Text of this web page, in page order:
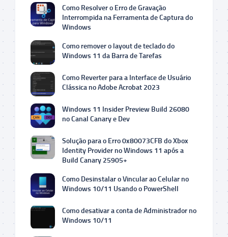
Como Resolver o Erro de Gravação
Interrompida na Ferramenta de Captura do
Windows
Como remover o layout de teclado do
Windows 11 da Barra de Tarefas
Como Reverter para a Interface de Usuário
Clássica no Adobe Acrobat 2023
Windows 11 Insider Preview Build 26080
no Canal Canary e Dev
Solução para o Erro 0x80073CFB do Xbox
Identity Provider no Windows 11 após a
Build Canary 25905+
Como Desinstalar o Vincular ao Celular no
Windows 10/11 Usando o PowerShell
Como desativar a conta de Administrador no
Windows 10/11